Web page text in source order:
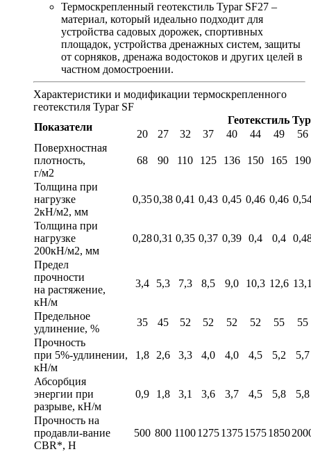
Термоскрепленный геотекстиль Typar SF27 –
материал, который идеально подходит для
устройства садовых дорожек, спортивных
площадок, устройства дренажных систем, защиты
от сорняков, дренажа водостоков и других целей в
частном домостроении.
Характеристики и модификации термоскрепленного
геотекстиля Typar SF
Показатели
Геотекстиль
20
27 32 37 40 44 49
56
Поверхностная
плотность,
г/м2
68 90 110 125 136 150 165 190
Толщина при
нагрузке
2кН/м2, мм
0,350,38 0,41 0,43 0,45 0,46 0,46
Толщина при
нагрузке
200кН/м2, мм
0,280,31 0,35 0,37 0,39 0,4 0,4
Предел
прочности
на растяжение,
кН/м
3,4 5,3 7,3 8,5 9,0 10,3 12,6
Предельное
удлинение, %
35 45 52 52 52 52 55
55
Прочность
при 5%-удлинении,
кН/м
1,8 2,6 3,3 4,0 4,0 4,5 5,2 5,7
Абсорбция
энергии при
разрыве, кН/м
0,9 1,8 3,1 3,6 3,7 4,5 5,8 5,8
Прочность на
продавли-вание
CBR*, Н
500 800 11001275137515751850